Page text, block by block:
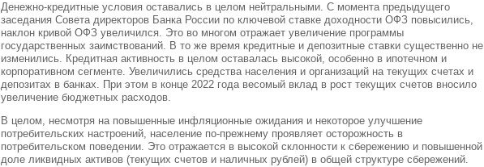
Денежно-кредитные условия оставались в целом нейтральными. С момента предыдущего
заседания Совета директоров Банка России по ключевой ставке доходности ОФЗ повысились,
наклон кривой ОФЗ увеличился. Это во многом отражает увеличение программы
государственных заимствований. В то же время кредитные и депозитные ставки существенно не
изменились. Кредитная активность в целом оставалась высокой, особенно в ипотечном и
корпоративном сегменте. Увеличились средства населения и организаций на текущих счетах и
депозитах в банках. При этом в конце 2022 года весомый вклад в рост текущих счетов вносило
увеличение бюджетных расходов.
В целом, несмотря на повышенные инфляционные ожидания и некоторое улучшение
потребительских настроений, население по-прежнему проявляет осторожность в
потребительском поведении. Это отражается в высокой склонности к сбережению и повышенной
доле ликвидных активов (текущих счетов и наличных рублей) в общей структуре сбережений.